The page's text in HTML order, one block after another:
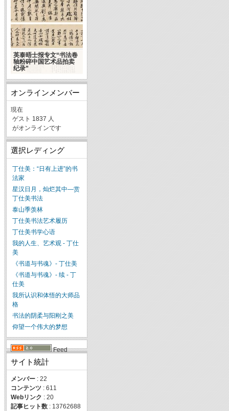
英泰晤士报专文“书法卷
轴粉碎中国艺术品拍卖
纪录”
オンラインメンバー
現在
ゲスト 1837 人
がオンラインです
選択レディング
丁仕美：“日有上进”的书
法家
星汉日月，灿烂其中—赏
丁仕美书法
泰山季羡林
丁仕美书法艺术履历
丁仕美书学心语
我的人生、艺术观 - 丁仕
美
《书道与书魂》- 丁仕美
《书道与书魂》- 续 - 丁
仕美
我所认识和体悟的大师品
格
书法的阴柔与阳刚之美
仰望一个伟大的梦想
Feed
サイト統計
メンバー : 22
コンテンツ : 611
Webリンク : 20
記事ヒット数 : 13762688